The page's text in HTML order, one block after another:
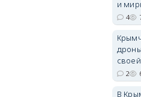
и
4
2
В